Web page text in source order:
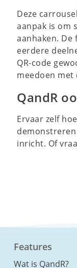
Deze
aanpak is om
aanhaken.
eerdere
QR-code
meedoen met
QandR
Ervaar zelf
demonstreren
inricht. Of
Features
Wat is QandR?